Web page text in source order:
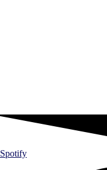
Spotify